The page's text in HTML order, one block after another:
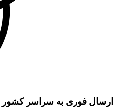
ارسال فوری به سراسر کشور